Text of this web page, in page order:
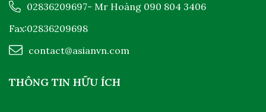
02836209697- Mr Hoàng 090 804 3406
Fax:02836209698
contact@asianvn.com
THÔNG TIN HỮU ÍCH